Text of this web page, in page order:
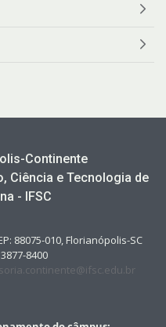
Continente
Ciência e Tecnologia de
- IFSC
88075-010, Florianópolis-SC
8400